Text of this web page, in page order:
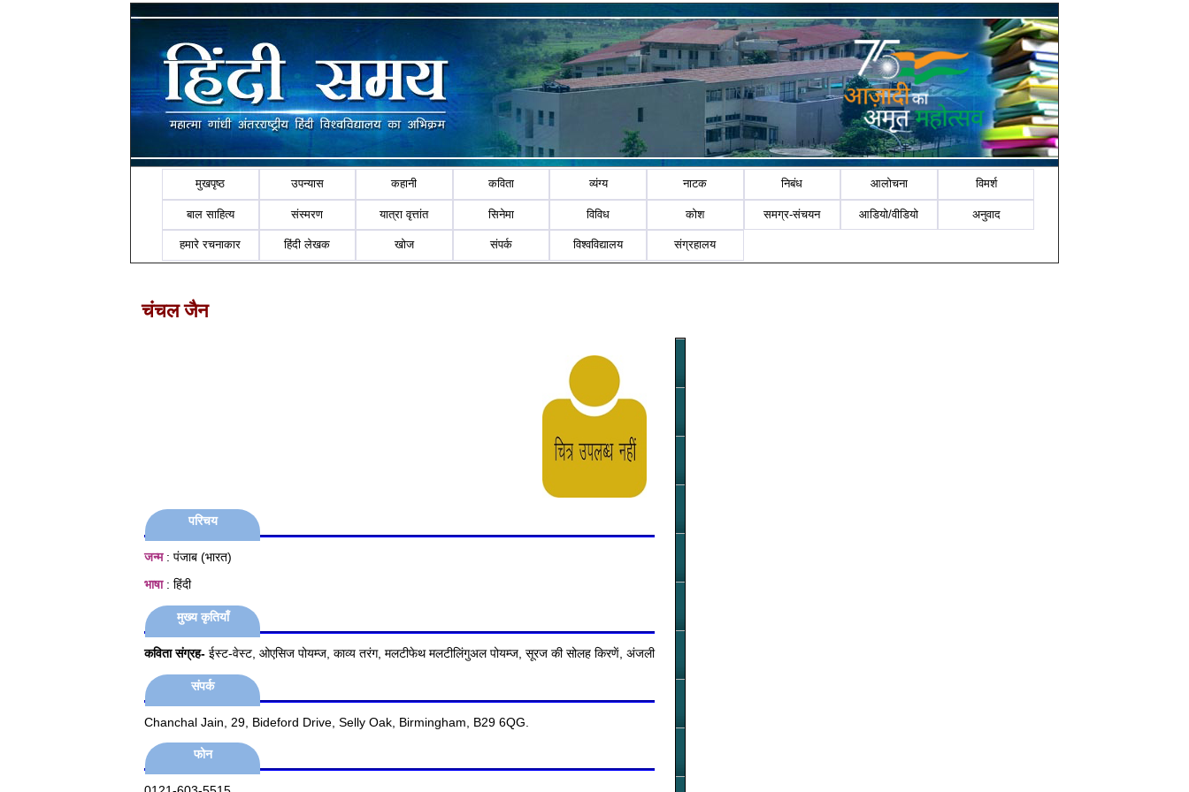
मुखपृष्ठ उपन्यास कहानी कविता व्यंग्य नाटक निबंध आलोचना विमर्श
बाल साहित्य संस्मरण यात्रा वृत्तांत सिनेमा विविध कोश समग्र-संचयन आडियो/वीडियो अनुवाद
हमारे रचनाकार हिंदी लेखक खोज संपर्क विश्वविद्यालय संग्रहालय
चंचल जैन
परिचय
जन्म: पंजाब (भारत)
भाषा: हिंदी
मुख्य कृतियाँ
कविता संग्रह- ईस्ट-वेस्ट, ओएसिज पोयम्ज, काव्य तरंग, मलटीफेथ मलटीलिंगुअल पोयम्ज, सूरज की सोलह किरणें, अंजली
संपर्क
Chanchal Jain, 29, Bideford Drive, Selly Oak, Birmingham, B29 6QG.
फोन